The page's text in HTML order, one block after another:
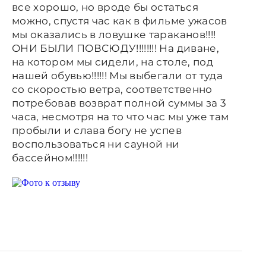
все хорошо, но вроде бы остаться
можно, спустя час как в фильме ужасов
мы оказались в ловушке тараканов!!!!
ОНИ БЫЛИ ПОВСЮДУ!!!!!!!! На диване,
на котором мы сидели, на столе, под
нашей обувью!!!!!! Мы выбегали от туда
со скоростью ветра, соответственно
потребовав возврат полной суммы за 3
часа, несмотря на то что час мы уже там
пробыли и слава богу не успев
воспользоваться ни сауной ни
бассейном!!!!!!